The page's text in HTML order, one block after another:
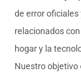
de error
relacionados
hogar y la
Nuestro objetivo